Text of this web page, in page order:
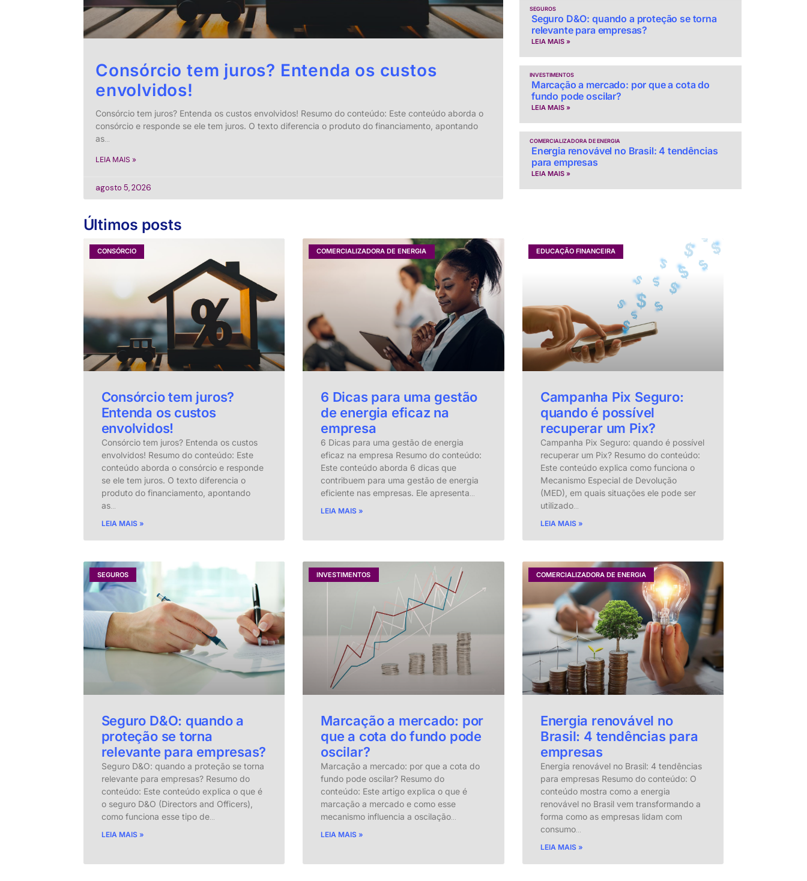
Consórcio tem juros? Entenda os custos
envolvidos!
Consórcio tem juros? Entenda os custos envolvidos! Resumo do conteúdo: Este conteúdo aborda o
consórcio e responde se ele tem juros. O texto diferencia o produto do financiamento, apontando
as…
LEIA MAIS »
agosto 5, 2026
SEGUROS
Seguro D&O: quando a proteção se torna
relevante para empresas?
LEIA MAIS »
INVESTIMENTOS
Marcação a mercado: por que a cota do
fundo pode oscilar?
LEIA MAIS »
COMERCIALIZADORA DE ENERGIA
Energia renovável no Brasil: 4 tendências
para empresas
LEIA MAIS »
Últimos posts
CONSÓRCIO
Consórcio tem juros?
Entenda os custos
envolvidos!
Consórcio tem juros? Entenda os custos
envolvidos! Resumo do conteúdo: Este
conteúdo aborda o consórcio e responde
se ele tem juros. O texto diferencia o
produto do financiamento, apontando
as…
LEIA MAIS »
COMERCIALIZADORA DE ENERGIA
6 Dicas para uma gestão
de energia eficaz na
empresa
6 Dicas para uma gestão de energia
eficaz na empresa Resumo do conteúdo:
Este conteúdo aborda 6 dicas que
contribuem para uma gestão de energia
eficiente nas empresas. Ele apresenta…
LEIA MAIS »
EDUCAÇÃO FINANCEIRA
Campanha Pix Seguro:
quando é possível
recuperar um Pix?
Campanha Pix Seguro: quando é possível
recuperar um Pix? Resumo do conteúdo:
Este conteúdo explica como funciona o
Mecanismo Especial de Devolução
(MED), em quais situações ele pode ser
utilizado…
LEIA MAIS »
SEGUROS
Seguro D&O: quando a
proteção se torna
relevante para empresas?
Seguro D&O: quando a proteção se torna
relevante para empresas? Resumo do
conteúdo: Este conteúdo explica o que é
o seguro D&O (Directors and Officers),
como funciona esse tipo de…
LEIA MAIS »
INVESTIMENTOS
Marcação a mercado: por
que a cota do fundo pode
oscilar?
Marcação a mercado: por que a cota do
fundo pode oscilar? Resumo do
conteúdo: Este artigo explica o que é
marcação a mercado e como esse
mecanismo influencia a oscilação…
LEIA MAIS »
COMERCIALIZADORA DE ENERGIA
Energia renovável no
Brasil: 4 tendências para
empresas
Energia renovável no Brasil: 4 tendências
para empresas Resumo do conteúdo: O
conteúdo mostra como a energia
renovável no Brasil vem transformando a
forma como as empresas lidam com
consumo…
LEIA MAIS »